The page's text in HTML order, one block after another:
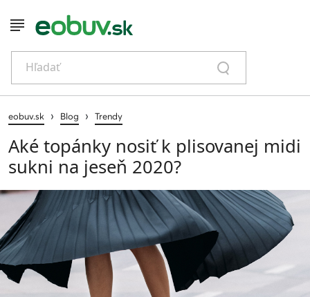
Hľadať
eobuv.sk › Blog › Trendy
Aké topánky nosiť k plisovanej midi
sukni na jeseň 2020?